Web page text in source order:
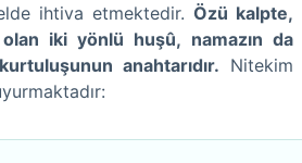
ihtiva etmektedir. Özü kalpte,
iki yönlü huşû, namazın da
anahtarıdır. Nitekim